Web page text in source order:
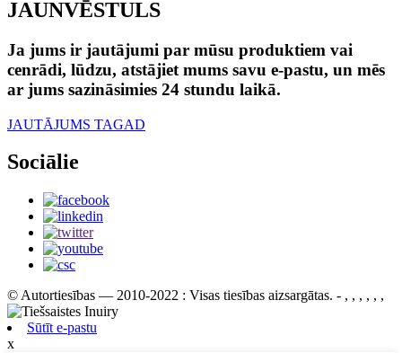
JAUNVĒSTULS
Ja jums ir jautājumi par mūsu produktiem vai
cenrādi, lūdzu, atstājiet mums savu e-pastu, un mēs
ar jums sazināsimies 24 stundu laikā.
JAUTĀJUMS TAGAD
Sociālie
© Autortiesības — 2010-2022 : Visas tiesības aizsargātas. - , , , , , ,
Sūtīt e-pastu
x